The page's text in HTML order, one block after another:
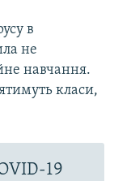
в
не
навчання.
класи,
19